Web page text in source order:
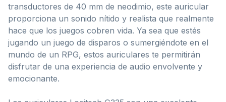
transductores de 40 mm de neodimio, este auricular
proporciona un sonido nítido y realista que realmente
hace que los juegos cobren vida. Ya sea que estés
jugando un juego de disparos o sumergiéndote en el
mundo de un RPG, estos auriculares te permitirán
disfrutar de una experiencia de audio envolvente y
emocionante.